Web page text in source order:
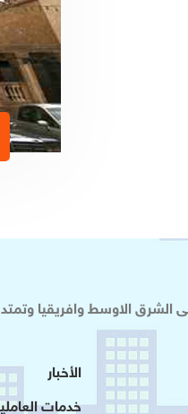
الشرق الاوسط وافريقيا
الأخبار
خدمات